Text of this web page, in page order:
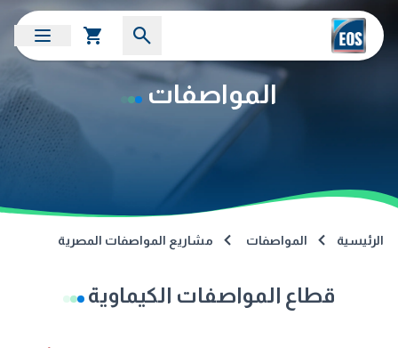
المواصفات
الرئيسية المواصفات مشاريع المواصفات المصرية
قطاع المواصفات الكيماوية